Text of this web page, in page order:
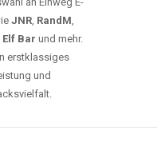
JNR, RandM,
Elf Bar und mehr.
erstklassiges
und